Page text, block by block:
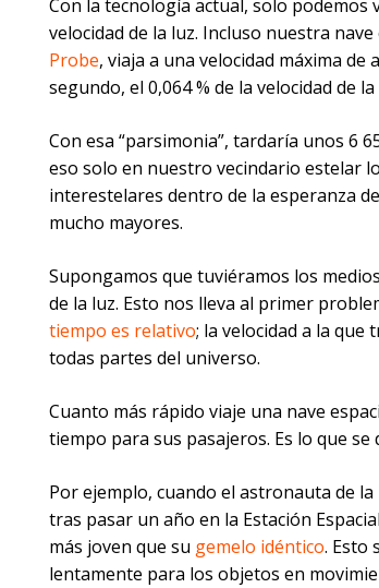
Con la tecnología actual, solo podemos
velocidad de la luz. Incluso nuestra
Probe, viaja a una velocidad máxima
segundo, el 0,064 % de la velocidad de la
Con esa “parsimonia”, tardaría unos 6
eso solo en nuestro vecindario estelar
interestelares dentro de la esperanza
mucho mayores.
Supongamos que tuviéramos los
de la luz. Esto nos lleva al primer
tiempo es relativo; la velocidad a la que
todas partes del universo.
Cuanto más rápido viaje una nave
tiempo para sus pasajeros. Es lo que
Por ejemplo, cuando el astronauta de
tras pasar un año en la Estación
más joven que su gemelo idéntico. Esto
lentamente para los objetos en